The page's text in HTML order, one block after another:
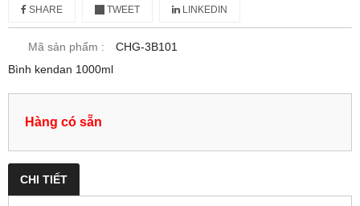
SHARE TWEET LINKEDIN
Mã sản phẩm :
CHG-3B101
Bình kendan 1000ml
Hàng có sẵn
CHI TIẾT